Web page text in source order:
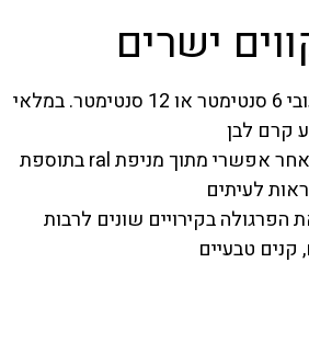
ישרים
פרגולות אלומיניום בעובי 6 סנטימטר או 12 סנטימטר. במלאי
קרם לבן
ואפור גרפיט. כל צבע אחר אפשרי מתוך מניפת ral בתוספת
לעיתים
הפרגולה בקירויים שונים לרבות
קנים טבעיים